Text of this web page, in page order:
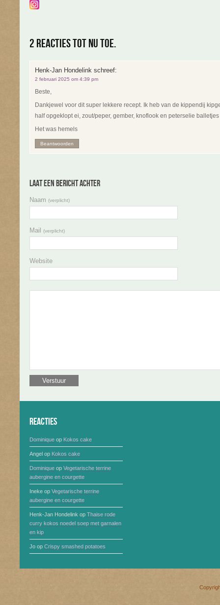
2 reacties tot nu toe.
Henk-Jan Hondelink schreef:
2 februari 2025 om 4:39 pm
Beste,
Dankjewel voor dit super lekkere recept. Ik heb van de kippendij
half opgeklopt ei, zout/peper, gember, knoflook en peterselie
Het was hemels
Beantwoorden
Laat een bericht achter
Naam (verplicht)
Mail (verplicht)
Website
Reacties
Dominique op Kokos cake
Angel op Kokos cake
Dominique op Vegetarische terrine
aubergine en courgette
Ineke op Vegetarische terrine
aubergine en courgette
Henk-Jan Hondelink op Thaise rode
curry kokos noedel soep met garnalen
en kip
Jo op Crispy smashed potatoes